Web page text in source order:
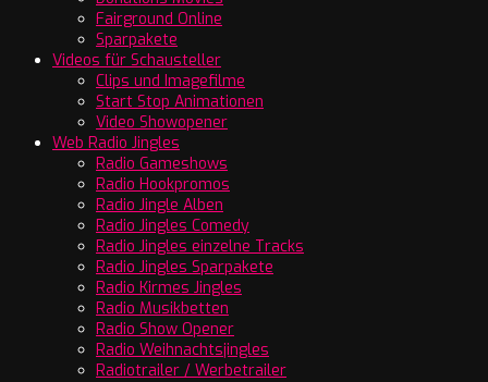
Fairground Online
Sparpakete
Videos für Schausteller
Clips und Imagefilme
Start Stop Animationen
Video Showopener
Web Radio Jingles
Radio Gameshows
Radio Hookpromos
Radio Jingle Alben
Radio Jingles Comedy
Radio Jingles einzelne Tracks
Radio Jingles Sparpakete
Radio Kirmes Jingles
Radio Musikbetten
Radio Show Opener
Radio Weihnachtsjingles
Radiotrailer / Werbetrailer